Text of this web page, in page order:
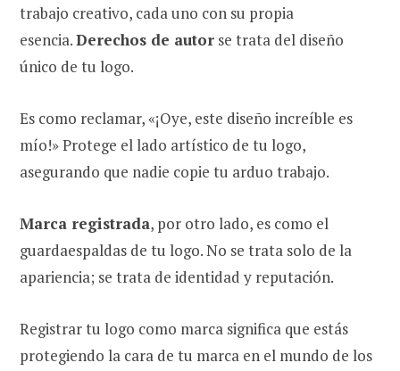
trabajo creativo, cada uno con su propia
esencia.Derechos de autor se trata del diseño
único de tu logo.
Es como reclamar, «¡Oye, este diseño increíble es
mío!» Protege el lado artístico de tu logo,
asegurando que nadie copie tu arduo trabajo.
Marca registrada, por otro lado, es como el
guardaespaldas de tu logo. No se trata solo de la
apariencia; se trata de identidad y reputación.
Registrar tu logo como marca significa que estás
protegiendo la cara de tu marca en el mundo de los